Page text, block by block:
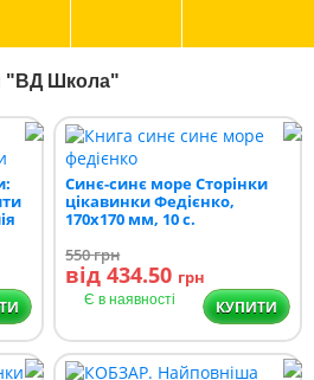
"ВД Школа"
Синє-синє море Сторінки
цікавинки Федієнко,
170х170 мм, 10 с.
550грн
від 434.50 грн
Є в наявності КУПИТИ